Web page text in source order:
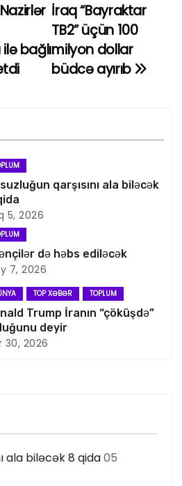
İraq “Bayraktar
TB2” üçün 100
milyon dollar
büdcə ayırıb
ilə bağlı
qarşısını ala biləcək
5, 2026
də həbs ediləcək
7, 2026
TOP XƏBƏR TOPLUM
Trump İranın “çöküşdə”
deyir
30, 2026
ala biləcək 8 qida05